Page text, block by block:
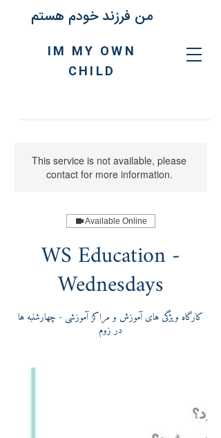
IM MY OWN
CHILD
من فرزند خودم هستم
This service is not available, please
contact for more information.
Available Online
WS Education -
Wednesdays
کارگاه ویژگی های آموزش و مراکز آموزشی - چهارشنبه ها
در زوم